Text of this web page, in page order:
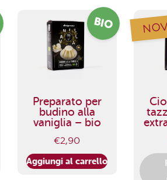
BIO
Preparato per
budino alla
vaniglia – bio
€2,90
Aggiungi al carrello